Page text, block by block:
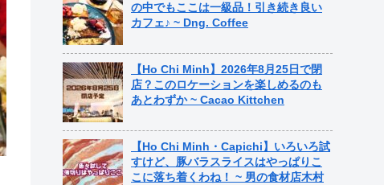
の中でもここは一級品！引き続き良い
カフェ♪ ~ Dng. Coffee
【Ho Chi Minh】2026年8月25日で閉
店？このロケーションを楽しめるのも
あとわずか ~ Cacao Kittchen
【Ho Chi Minh・Capichi】いろいろ試
すけど、豚バラスライスはやっぱりこ
こに落ち着くわね！ ~ 男の食材店木村